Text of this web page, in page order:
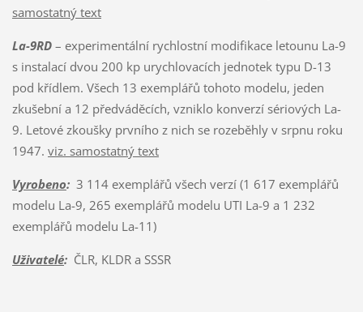
samostatný text
La-9RD– experimentální rychlostní modifikace letounu La-9
s instalací dvou 200 kp urychlovacích jednotek typu D-13
pod křídlem. Všech 13 exemplářů tohoto modelu, jeden
zkušební a 12 předváděcích, vzniklo konverzí sériových La-
9. Letové zkoušky prvního z nich se rozeběhly v srpnu roku
1947. viz. samostatný text
Vyrobeno:3 114 exemplářů všech verzí (1 617 exemplářů
modelu La-9, 265 exemplářů modelu UTI La-9 a 1 232
exemplářů modelu La-11)
Uživatelé:ČLR, KLDR a SSSR